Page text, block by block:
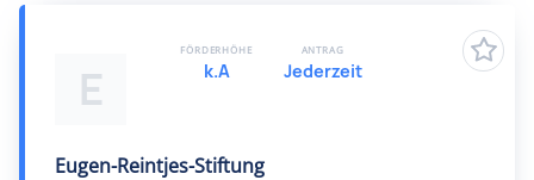
E
Eugen-Reintjes-Stiftung
FÖRDERHÖHE
k.A
ANTRAG
Jederzeit